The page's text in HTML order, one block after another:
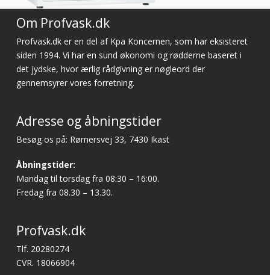
Om Profvask.dk
Profvask.dk er en del af Kpa Koncernen, som har eksisteret
siden 1994. Vi har en sund økonomi og rødderne baseret i
det jydske, hvor ærlig rådgivning er nøgleord der
gennemsyrer vores forretning.
Adresse og åbningstider
Besøg os på: Rømersvej 33, 7430 Ikast
Åbningstider:
Mandag til torsdag fra 08:30 – 16:00.
Fredag fra 08.30 – 13.30.
Profvask.dk
Tlf. 20280274
CVR. 18066904